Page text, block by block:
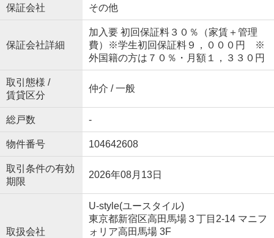
保証会社 その他
保証会社詳細
加入要 初回保証料３０％（家賃＋管理
費）※学生初回保証料９，０００円 ※
外国籍の方は７０％・月額１，３３０円
取引態様 /
賃貸区分
仲介 / 一般
総戸数 -
物件番号 104642608
取引条件の有効
期限
2026年08月13日
取扱会社
U-style(ユースタイル)
東京都新宿区高田馬場３丁目2-14 マニフ
ォリア高田馬場 3F